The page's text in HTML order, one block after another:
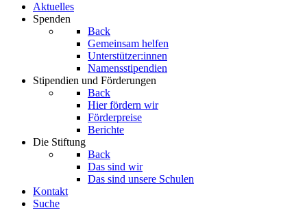
Aktuelles
Spenden
Back
Gemeinsam helfen
Unterstützer:innen
Namensstipendien
Stipendien und Förderungen
Back
Hier fördern wir
Förderpreise
Berichte
Die Stiftung
Back
Das sind wir
Das sind unsere Schulen
Kontakt
Suche